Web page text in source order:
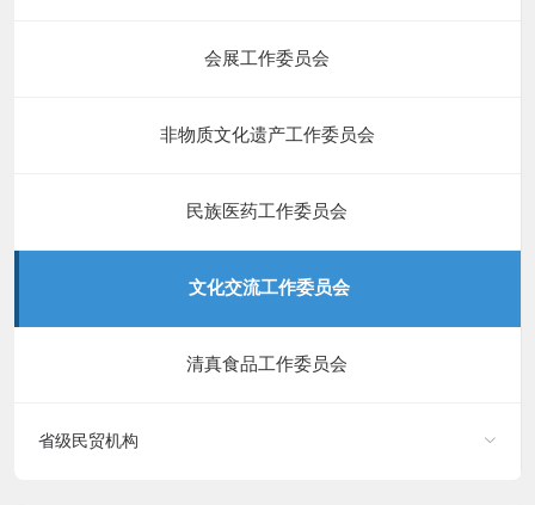
会展工作委员会
非物质文化遗产工作委员会
民族医药工作委员会
文化交流工作委员会
清真食品工作委员会
省级民贸机构